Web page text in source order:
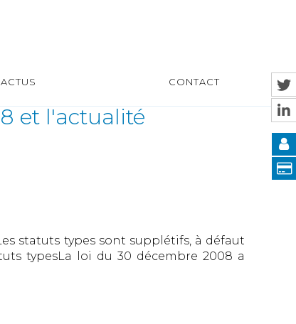
ACTUS CONTACT
et l'actualité
statuts types sont supplétifs, à défaut
typesLa loi du 30 décembre 2008 a